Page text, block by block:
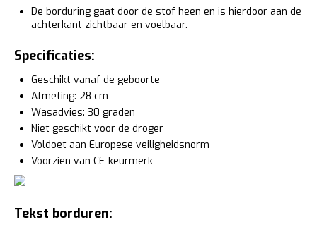
De borduring gaat door de stof heen en is hierdoor aan de
achterkant zichtbaar en voelbaar.
Specificaties:
Geschikt vanaf de geboorte
Afmeting: 28 cm
Wasadvies: 30 graden
Niet geschikt voor de droger
Voldoet aan Europese veiligheidsnorm
Voorzien van CE-keurmerk
Tekst borduren: